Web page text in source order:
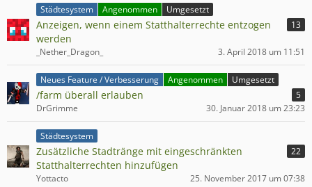
Städtesystem Angenommen Umgesetzt
Anzeigen, wenn einem Statthalterrechte entzogen
werden
13
_Nether_Dragon_ 3. April 2018 um 11:51
Neues Feature / Verbesserung Angenommen Umgesetzt
/farm überall erlauben
5
DrGrimme
30. Januar 2018 um 23:23
Städtesystem
Zusätzliche Stadtränge mit eingeschränkten
Statthalterrechten hinzufügen
22
Yottacto 25. November 2017 um 07:38